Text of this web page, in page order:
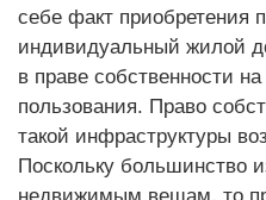
себе факт приобретения
индивидуальный жилой
в праве собственности
пользования. Право
такой инфраструктуры
Поскольку большинство